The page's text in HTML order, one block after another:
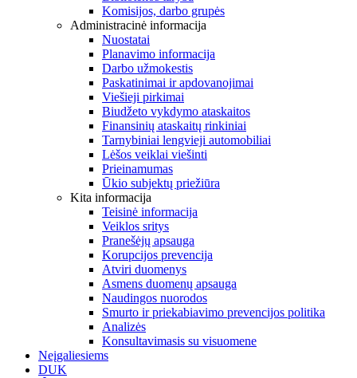
Komisijos, darbo grupės
Administracinė informacija
Nuostatai
Planavimo informacija
Darbo užmokestis
Paskatinimai ir apdovanojimai
Viešieji pirkimai
Biudžeto vykdymo ataskaitos
Finansinių ataskaitų rinkiniai
Tarnybiniai lengvieji automobiliai
Lėšos veiklai viešinti
Prieinamumas
Ūkio subjektų priežiūra
Kita informacija
Teisinė informacija
Veiklos sritys
Pranešėjų apsauga
Korupcijos prevencija
Atviri duomenys
Asmens duomenų apsauga
Naudingos nuorodos
Smurto ir priekabiavimo prevencijos politika
Analizės
Konsultavimasis su visuomene
Neįgaliesiems
DUK